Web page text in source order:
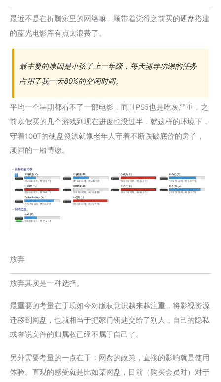
最近不是在折腾家里的网络嘛，顺带着觉得之前买的硬盘搭建
的蓝光电影库有点太浪费了。
最主要的原因是小孩子上一年级，每天辅导功课的任务
占用了我一天80%的空闲时间。
平均一个星期都看不了一部电影，而且PS5也是吃灰严重，之
前寒假买的几个游戏到现在进度也没过半，就这样的环境下，
守着100T的硬盘资源就像老年人守着不断跌破底价的房子，
顽固的一厢情愿。
放弃
放弃其实是一种选择。
最重要的考量在于现如今对版权意识越来越注重，将影视资源
迁移到网盘，也就相当于把家门钥匙交给了别人，自己的隐私
或者说文件的归属权已经不属于自己了。
另外需要考量的一点在于：网盘的政策，直接的影响就是使用
体验。直观的感受就是比如某网盘，目前（购买会员时）对于